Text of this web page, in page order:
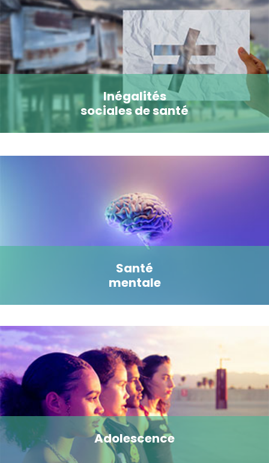
Inégalités
sociales de santé
Santé
mentale
Adolescence